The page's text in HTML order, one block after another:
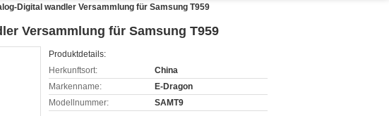
Digital wandler Versammlung für Samsung T959
Versammlung für Samsung T959
Produktdetails:
Herkunftsort:
China
Markenname:
E-Dragon
Modellnummer:
SAMT9